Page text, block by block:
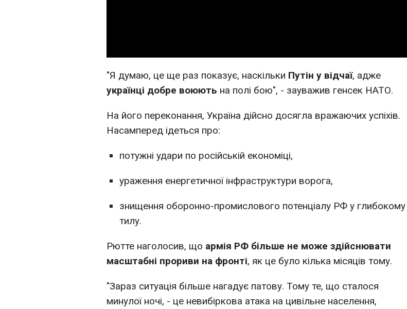
"Я думаю, це ще раз показує, наскільки Путін у відчаї, адже
українці добре воюють на полі бою", - зауважив генсек НАТО.
На його переконання, Україна дійсно досягла вражаючих успіхів.
Насамперед ідеться про:
потужні удари по російській економіці,
ураження енергетичної інфраструктури ворога,
знищення оборонно-промислового потенціалу РФ у глибокому
тилу.
Рютте наголосив, що армія РФ більше не може здійснювати
масштабні прориви на фронті, як це було кілька місяців тому.
"Зараз ситуація більше нагадує патову. Тому те, що сталося
минулої ночі, - це невибіркова атака на цивільне населення,